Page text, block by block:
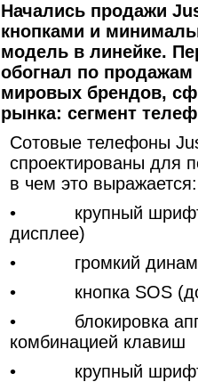
Начались продажи
кнопками и
модель в линейке.
обогнал по
мировых брендов,
рынка: сегмент
Сотовые телефоны
спроектированы для
в чем это выражается:
• крупный шрифт
дисплее)
• громкий динамик
• кнопка SOS
• блокировка
комбинацией клавиш
• крупный шрифт в